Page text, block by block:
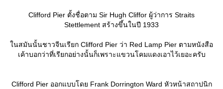
Clifford Pier ตั้งชื่อตาม Sir Hugh Cliffor ผู้ว่าการ Straits
Stettlement สร้างขึ้นในปี 1933
นสมันนั้นชาวจีนเรียก Clifford Pier ว่า Red Lamp Pier ตามหนังสือ
เค้าบอกว่าที่เรียกอย่างนั้นก็เพราะแขวนโคมแดงเอาไว้เยอะครับ
Clifford Pier ออกแบบโดย Frank Dorrington Ward หัวหน้าสถาปนิก